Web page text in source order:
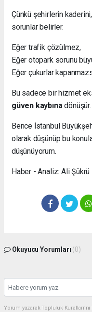
Çünkü şehirlerin
sorunlar belirler.
Eğer trafik çözülmez,
Eğer otopark sorunu
Eğer çukurlar
Bu sadece bir hizmet
güven kaybınadönüşür.
Bence İstanbul
olarak düşünüp bu
düşünüyorum.
Haber - Analiz: Ali Şükrü
Okuyucu Yorumları (0)
Yorum yazarak Topluluk